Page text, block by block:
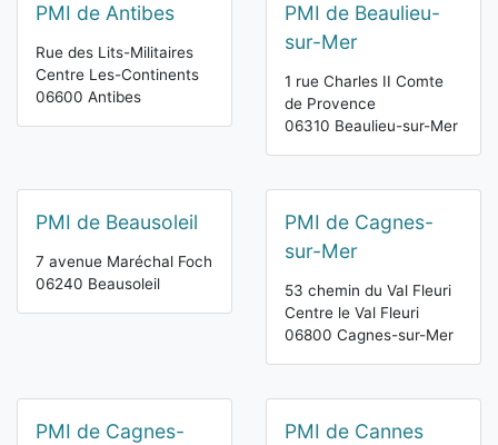
PMI de Antibes
Rue des Lits-Militaires
Centre Les-Continents
06600 Antibes
PMI de Beaulieu-
sur-Mer
1 rue Charles II Comte
de Provence
06310 Beaulieu-sur-Mer
PMI de Beausoleil
7 avenue Maréchal Foch
06240 Beausoleil
PMI de Cagnes-
sur-Mer
53 chemin du Val Fleuri
Centre le Val Fleuri
06800 Cagnes-sur-Mer
PMI de Cagnes-
PMI de Cannes